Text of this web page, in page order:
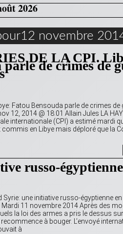
2026
novembre
DE LA CPI.
de crimes de
Fatou Bensouda parle de crimes de
12, 2014 @ 18:01 Allain Jules LA
internationale (CPI) a estimé mardi
en Libye mais déploré que la
russo-
Syrie: une initiative russo-égyptienne
Mardi 11 novembre 2014 Après des
la loi des armes a pris le dessus
à bouger. L’envoyé
à